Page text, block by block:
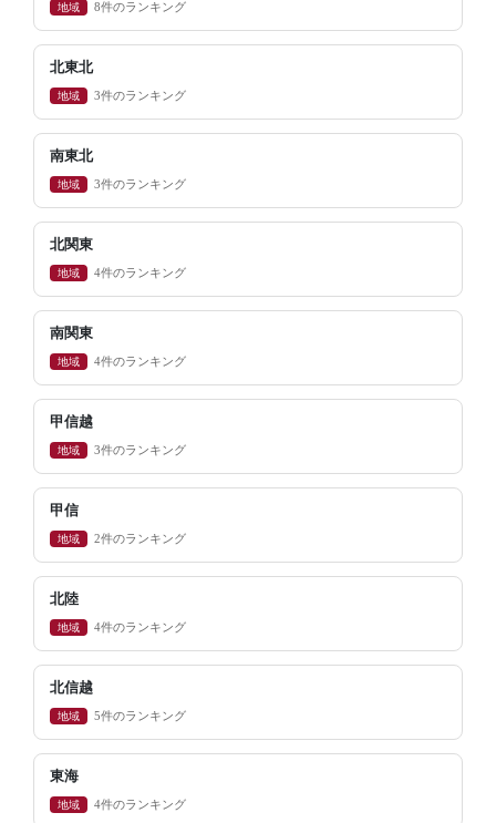
地域 8件のランキング
北東北
地域 3件のランキング
南東北
地域 3件のランキング
北関東
地域 4件のランキング
南関東
地域 4件のランキング
甲信越
地域 3件のランキング
甲信
地域 2件のランキング
北陸
地域 4件のランキング
北信越
地域 5件のランキング
東海
地域 4件のランキング